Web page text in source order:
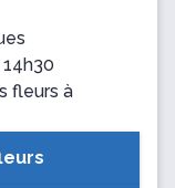
fleurs à